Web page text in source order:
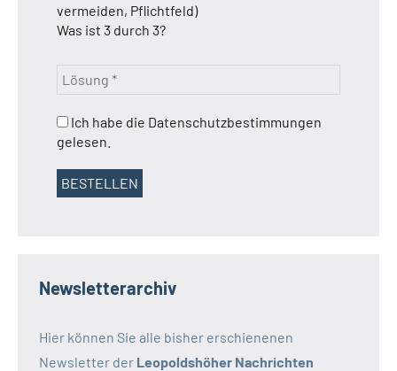
vermeiden, Pflichtfeld)
Was ist 3 durch 3?
Ich habe die Datenschutzbestimmungen
gelesen.
Newsletterarchiv
Hier können Sie alle bisher erschienenen
Newsletter der Leopoldshöher Nachrichten